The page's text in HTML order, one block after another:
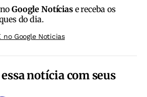
noGoogle Notíciase receba os
do dia.
no Google Noticias
notícia com seus